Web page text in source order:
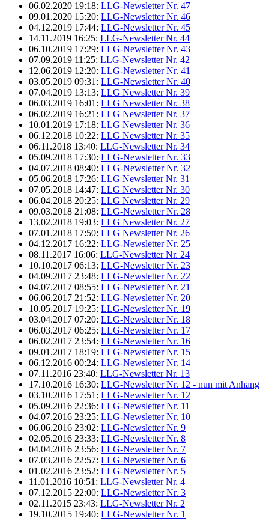
06.02.2020 19:18: LLG-Newsletter Nr. 47
09.01.2020 15:20: LLG-Newsletter Nr. 46
04.12.2019 17:44: LLG-Newsletter Nr. 45
14.11.2019 16:25: LLG-Newsletter Nr. 44
06.10.2019 17:29: LLG-Newsletter Nr. 43
07.09.2019 11:25: LLG-Newsletter Nr. 42
12.06.2019 12:20: LLG-Newsletter Nr. 41
03.05.2019 09:31: LLG-Newsletter Nr. 40
07.04.2019 13:13: LLG Newsletter Nr. 39
06.03.2019 16:01: LLG Newsletter Nr. 38
06.02.2019 16:21: LLG Newsletter Nr. 37
10.01.2019 17:18: LLG Newsletter Nr. 36
06.12.2018 10:22: LLG Newsletter Nr. 35
06.11.2018 13:40: LLG-Newsletter Nr. 34
05.09.2018 17:30: LLG-Newsletter Nr. 33
04.07.2018 08:40: LLG-Newsletter Nr. 32
05.06.2018 17:26: LLG Newsletter Nr. 31
07.05.2018 14:47: LLG Newsletter Nr. 30
06.04.2018 20:25: LLG Newsletter Nr. 29
09.03.2018 21:08: LLG-Newsletter Nr. 28
13.02.2018 19:03: LLG Newsletter Nr. 27
07.01.2018 17:50: LLG Newsletter Nr. 26
04.12.2017 16:22: LLG-Newsletter Nr. 25
08.11.2017 16:06: LLG-Newsletter Nr. 24
10.10.2017 06:13: LLG-Newsletter Nr. 23
04.09.2017 23:48: LLG-Newsletter Nr. 22
04.07.2017 08:55: LLG-Newsletter Nr. 21
06.06.2017 21:52: LLG-Newsletter Nr. 20
10.05.2017 19:25: LLG-Newsletter Nr. 19
03.04.2017 07:20: LLG-Newsletter Nr. 18
06.03.2017 06:25: LLG-Newsletter Nr. 17
06.02.2017 23:54: LLG-Newsletter Nr. 16
09.01.2017 18:19: LLG-Newsletter Nr. 15
06.12.2016 00:24: LLG-Newsletter Nr. 14
07.11.2016 23:40: LLG-Newsletter Nr. 13
17.10.2016 16:30: LLG-Newsletter Nr. 12 - nun mit Anhang
03.10.2016 17:51: LLG-Newsletter Nr. 12
05.09.2016 22:36: LLG-Newsletter Nr. 11
04.07.2016 23:25: LLG-Newsletter Nr. 10
06.06.2016 23:02: LLG-Newsletter Nr. 9
02.05.2016 23:33: LLG-Newsletter Nr. 8
04.04.2016 23:56: LLG-Newsletter Nr. 7
07.03.2016 22:57: LLG-Newsletter Nr. 6
01.02.2016 23:52: LLG-Newsletter Nr. 5
11.01.2016 10:51: LLG-Newsletter Nr. 4
07.12.2015 22:00: LLG-Newsletter Nr. 3
02.11.2015 23:43: LLG-Newsletter Nr. 2
19.10.2015 19:40: LLG-Newsletter Nr. 1